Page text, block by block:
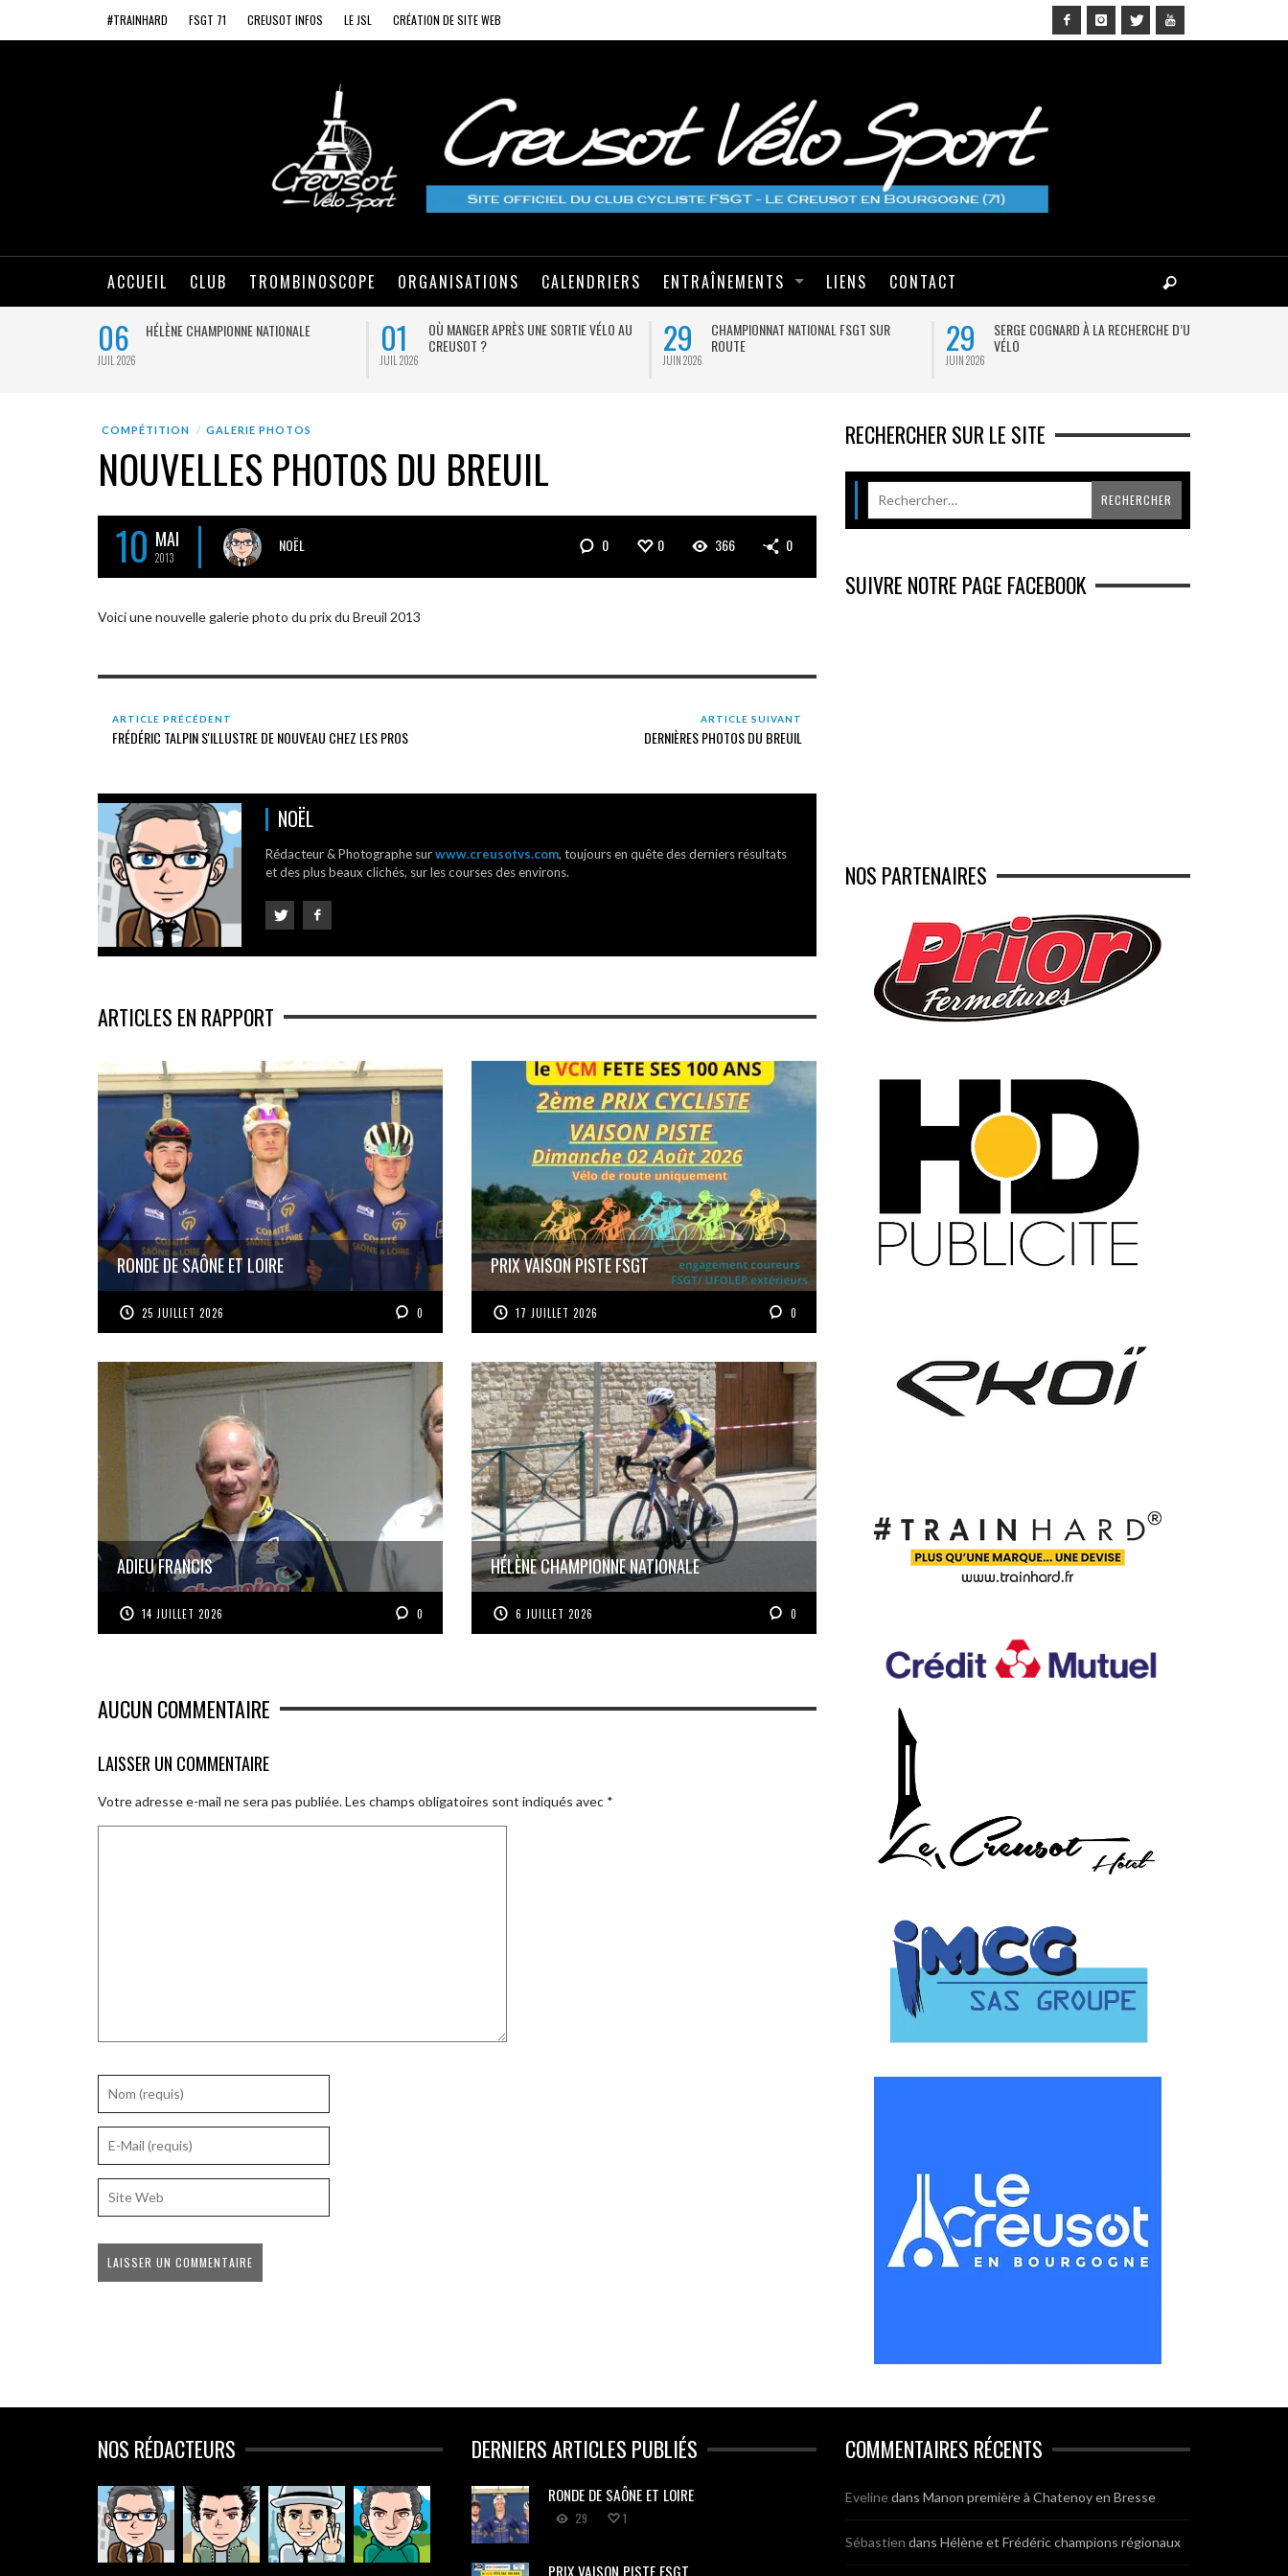
#TRAINHARD FSGT 71 CREUSOT INFOS LE JSL CRÉATION DE SITE WEB
ACCUEIL CLUB TROMBINOSCOPE ORGANISATIONS CALENDRIERS ENTRAÎNEMENTS LIENS CONTACT
06
JUIL 2026
HÉLÈNE CHAMPIONNE NATIONALE 01
JUIL 2026
OÙ MANGER APRÈS UNE SORTIE VÉLO AU
CREUSOT ?
29
JUIN 2026
CHAMPIONNAT NATIONAL FSGT SUR
ROUTE
29
JUIN 2026
SERGE COGNARD À LA RECHERCHE D’UN
VÉLO
COMPÉTITION GALERIE PHOTOS
NOUVELLES PHOTOS DU BREUIL
10 MAI
2013
NOËL 0 0 366 0
Voici une nouvelle galerie photo du prix du Breuil 2013
ARTICLE PRÉCÉDENT
FRÉDÉRIC TALPIN S'ILLUSTRE DE NOUVEAU CHEZ LES PROS
ARTICLE SUIVANT
DERNIÈRES PHOTOS DU BREUIL
NOËL
Rédacteur & Photographe surwww.creusotvs.com, toujours en quête des derniers résultats
et des plus beaux clichés, sur les courses des environs.
ARTICLES EN RAPPORT
RONDE DE SAÔNE ET LOIRE
25 JUILLET 2026 0
PRIX VAISON PISTE FSGT
17 JUILLET 2026 0
ADIEU FRANCIS
14 JUILLET 2026 0
HÉLÈNE CHAMPIONNE NATIONALE
6 JUILLET 2026 0
AUCUN COMMENTAIRE
LAISSER UN COMMENTAIRE
Votre adresse e-mail ne sera pas publiée.Les champs obligatoires sont indiqués avec *
RECHERCHER SUR LE SITE
SUIVRE NOTRE PAGE FACEBOOK
NOS PARTENAIRES
NOS RÉDACTEURS DERNIERS ARTICLES PUBLIÉS
RONDE DE SAÔNE ET LOIRE
29 1
PRIX VAISON PISTE FSGT
COMMENTAIRES RÉCENTS
Evelinedans Manon première à Chatenoy en Bresse
Sébastien dans Hélène et Frédéric champions régionaux